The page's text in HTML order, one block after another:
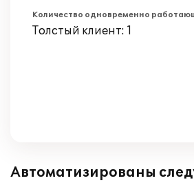
Количество одновременно
Толстый клиент: 1
Автоматизированы